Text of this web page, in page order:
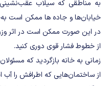
به مناطقی که سیلاب
خیابان‌ها و جاده ها ممکن است
در این صورت ممکن است در اثر
از خطوط فشار قوی دوری کنید.
زمانی به خانه بازگردید که
از ساختمان‌هایی که اطرافش را